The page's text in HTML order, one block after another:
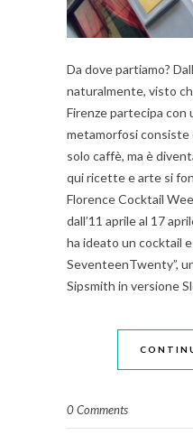
Da dove partiamo?
naturalmente, visto
Firenze partecipa con
metamorfosi consiste
solo caffè, ma è
qui ricette e arte si
Florence Cocktail
dall’11 aprile al 17
ha ideato un cocktail
SeventeenTwenty”,
Sipsmith in versione
0 Comments